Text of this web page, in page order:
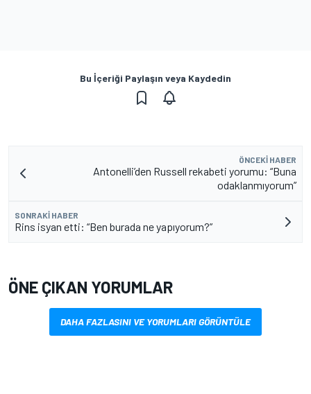
Bu İçeriği Paylaşın veya Kaydedin
ÖNCEKI HABER
Antonelli’den Russell rekabeti yorumu: “Buna
odaklanmıyorum”
SONRAKI HABER
Rins isyan etti: “Ben burada ne yapıyorum?”
ÖNE ÇIKAN YORUMLAR
DAHA FAZLASINI VE YORUMLARI GÖRÜNTÜLE